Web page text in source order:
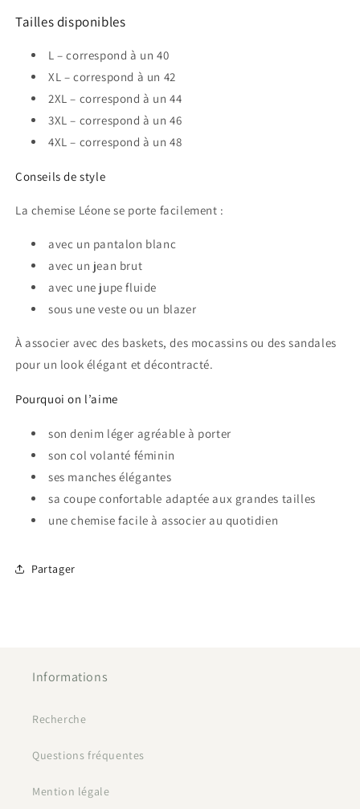
Tailles disponibles
L – correspond à un 40
XL – correspond à un 42
2XL – correspond à un 44
3XL – correspond à un 46
4XL – correspond à un 48
Conseils de style
La chemise Léone se porte facilement :
avec un pantalon blanc
avec un jean brut
avec une jupe fluide
sous une veste ou un blazer
À associer avec des baskets, des mocassins ou des sandales
pour un look élégant et décontracté.
Pourquoi on l’aime
son denim léger agréable à porter
son col volanté féminin
ses manches élégantes
sa coupe confortable adaptée aux grandes tailles
une chemise facile à associer au quotidien
Partager
Informations
Recherche
Questions fréquentes
Mention légale